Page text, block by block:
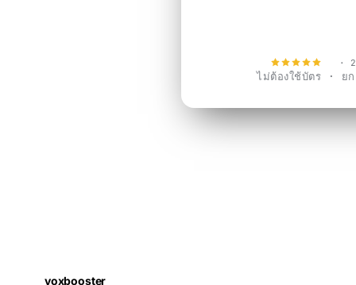
·
ไม่ต้องใช้บัตร · ยก
voxbooster